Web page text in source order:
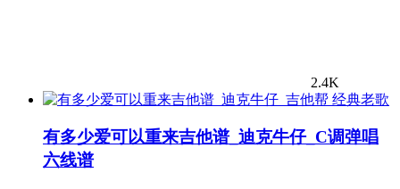
2.4K
经典老歌
有多少爱可以重来吉他谱_迪克牛仔_C调弹唱
六线谱